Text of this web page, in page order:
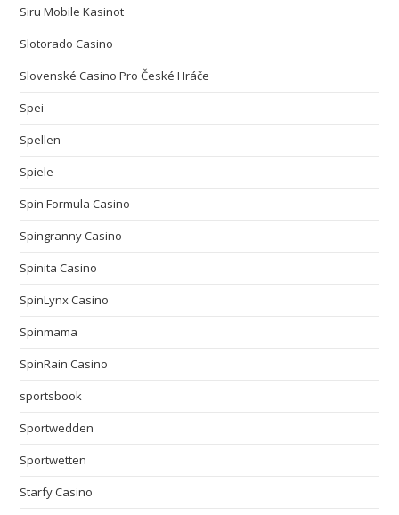
Siru Mobile Kasinot
Slotorado Casino
Slovenské Casino Pro České Hráče
Spei
Spellen
Spiele
Spin Formula Casino
Spingranny Casino
Spinita Casino
SpinLynx Casino
Spinmama
SpinRain Casino
sportsbook
Sportwedden
Sportwetten
Starfy Casino